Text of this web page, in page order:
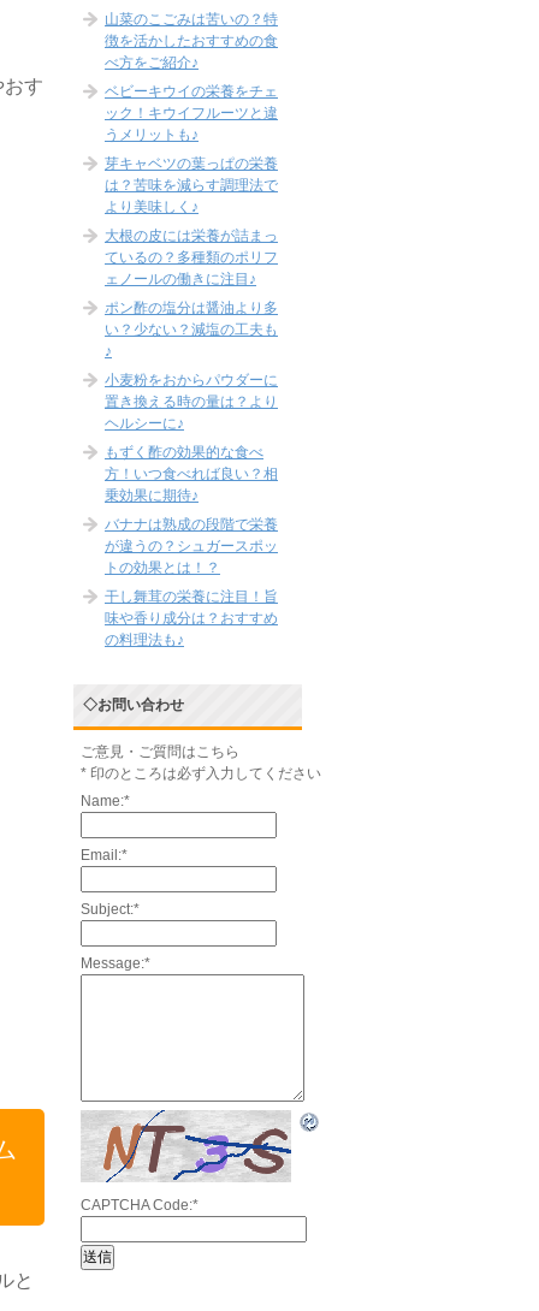
おす
と
山菜のこごみは苦いの？特
徴を活かしたおすすめの食
べ方をご紹介♪
ベビーキウイの栄養をチェ
ック！キウイフルーツと違
うメリットも♪
芽キャベツの葉っぱの栄養
は？苦味を減らす調理法で
より美味しく♪
大根の皮には栄養が詰まっ
ているの？多種類のポリフ
ェノールの働きに注目♪
ポン酢の塩分は醤油より多
い？少ない？減塩の工夫も
♪
小麦粉をおからパウダーに
置き換える時の量は？より
ヘルシーに♪
もずく酢の効果的な食べ
方！いつ食べれば良い？相
乗効果に期待♪
バナナは熟成の段階で栄養
が違うの？シュガースポッ
トの効果とは！？
干し舞茸の栄養に注目！旨
味や香り成分は？おすすめ
の料理法も♪
◇お問い合わせ
ご意見・ご質問はこちら
* 印のところは必ず入力してください
Name:*
Email:*
Subject:*
Message:*
CAPTCHA Code:*